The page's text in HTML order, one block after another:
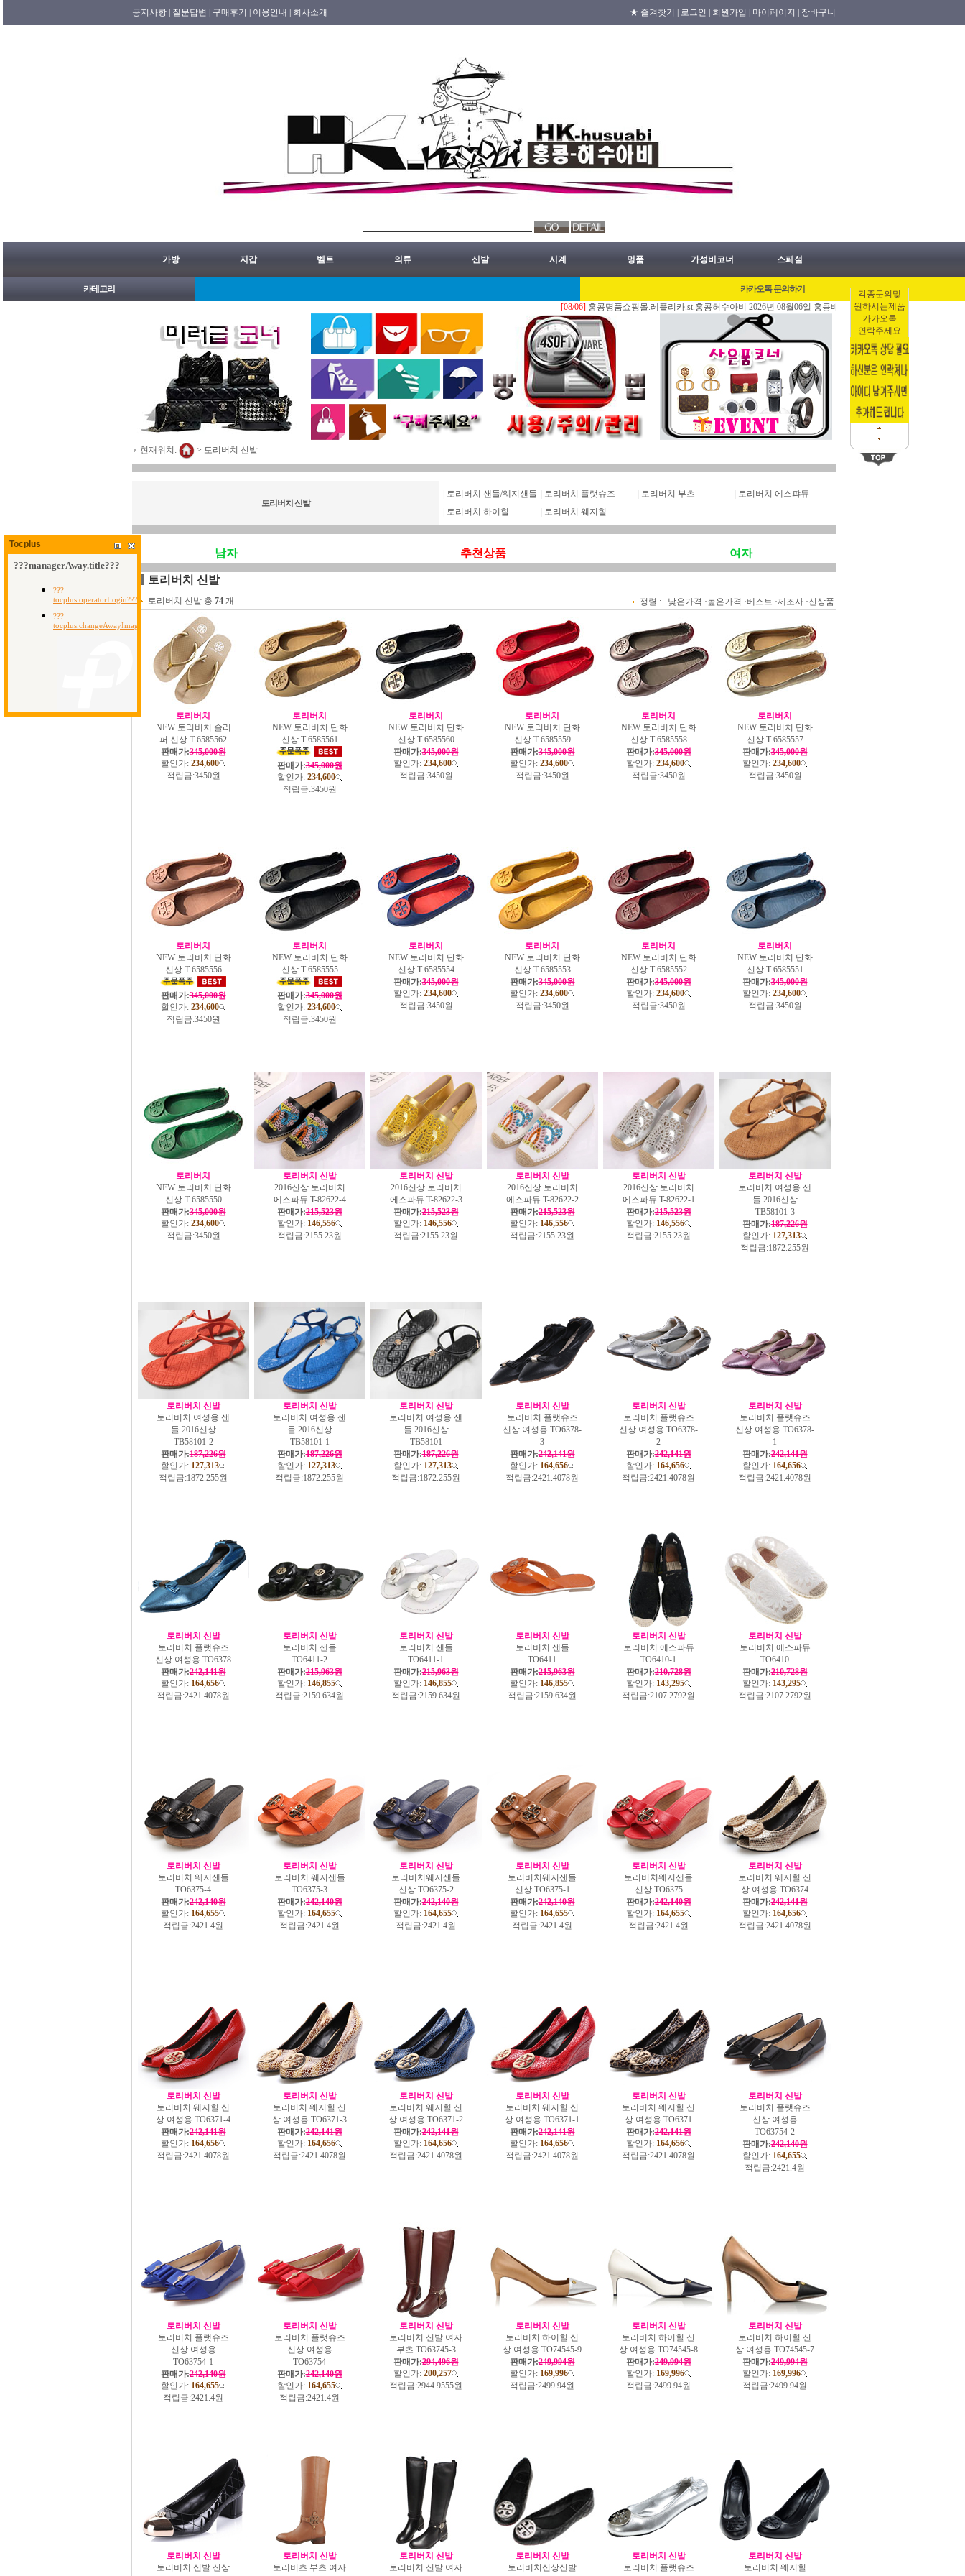
각종문의및
원하시는제품
카카오톡
연락주세요
공지사항 | 질문답변 | 구매후기 | 이용안내 | 회사소개 ★ 즐겨찾기 | 로그인 | 회원가입 | 마이페이지 | 장바구니
가방 지갑 벨트 의류 신발 시계 명품 가성비코너 스페셜
카테고리
카카오톡 문의하기
홍콩명품쇼핑몰.레플리카.st.홍콩허수아비 2026년 08월06일 홍콩배송출발 안내 공지. [08/06]
현재위치: > 토리버치 신발
토리버치 신발
토리버치 샌들/웨지샌들 토리버치 플랫슈즈 토리버치 부츠
토리버치 에스퍄듀
토리버치 하이힐 토리버치 웨지힐
남자 추천상품 여자
토리버치 신발
토리버치 신발 총 74 개 정렬 : 낮은가격 ·높은가격 ·베스트 ·제조사 ·신상품
토리버치
NEW 토리버치 슬리
퍼 신상 T 6585562
판매가:345,000원
할인가: 234,600
적립금:3450원
토리버치
NEW 토리버치 단화
신상 T 6585561
판매가:345,000원
할인가: 234,600
적립금:3450원
토리버치
NEW 토리버치 단화
신상 T 6585560
판매가:345,000원
할인가: 234,600
적립금:3450원
토리버치
NEW 토리버치 단화
신상 T 6585559
판매가:345,000원
할인가: 234,600
적립금:3450원
토리버치
NEW 토리버치 단화
신상 T 6585558
판매가:345,000원
할인가: 234,600
적립금:3450원
토리버치
NEW 토리버치 단화
신상 T 6585557
판매가:345,000원
할인가: 234,600
적립금:3450원
토리버치
NEW 토리버치 단화
신상 T 6585556
판매가:345,000원
할인가: 234,600
적립금:3450원
토리버치
NEW 토리버치 단화
신상 T 6585555
판매가:345,000원
할인가: 234,600
적립금:3450원
토리버치
NEW 토리버치 단화
신상 T 6585554
판매가:345,000원
할인가: 234,600
적립금:3450원
토리버치
NEW 토리버치 단화
신상 T 6585553
판매가:345,000원
할인가: 234,600
적립금:3450원
토리버치
NEW 토리버치 단화
신상 T 6585552
판매가:345,000원
할인가: 234,600
적립금:3450원
토리버치
NEW 토리버치 단화
신상 T 6585551
판매가:345,000원
할인가: 234,600
적립금:3450원
토리버치
NEW 토리버치 단화
신상 T 6585550
판매가:345,000원
할인가: 234,600
적립금:3450원
토리버치 신발
2016신상 토리버치
에스파듀 T-82622-4
판매가:215,523원
할인가: 146,556
적립금:2155.23원
토리버치 신발
2016신상 토리버치
에스파듀 T-82622-3
판매가:215,523원
할인가: 146,556
적립금:2155.23원
토리버치 신발
2016신상 토리버치
에스파듀 T-82622-2
판매가:215,523원
할인가: 146,556
적립금:2155.23원
토리버치 신발
2016신상 토리버치
에스파듀 T-82622-1
판매가:215,523원
할인가: 146,556
적립금:2155.23원
토리버치 신발
토리버치 여성용 샌
들 2016신상
TB58101-3
판매가:187,226원
할인가: 127,313
적립금:1872.255원
토리버치 신발
토리버치 여성용 샌
들 2016신상
TB58101-2
판매가:187,226원
할인가: 127,313
적립금:1872.255원
토리버치 신발
토리버치 여성용 샌
들 2016신상
TB58101-1
판매가:187,226원
할인가: 127,313
적립금:1872.255원
토리버치 신발
토리버치 여성용 샌
들 2016신상
TB58101
판매가:187,226원
할인가: 127,313
적립금:1872.255원
토리버치 신발
토리버치 플랫슈즈
신상 여성용 TO6378-
3
판매가:242,141원
할인가: 164,656
적립금:2421.4078원
토리버치 신발
토리버치 플랫슈즈
신상 여성용 TO6378-
2
판매가:242,141원
할인가: 164,656
적립금:2421.4078원
토리버치 신발
토리버치 플랫슈즈
신상 여성용 TO6378-
1
판매가:242,141원
할인가: 164,656
적립금:2421.4078원
토리버치 신발
토리버치 플랫슈즈
신상 여성용 TO6378
판매가:242,141원
할인가: 164,656
적립금:2421.4078원
토리버치 신발
토리버치 샌들
TO6411-2
판매가:215,963원
할인가: 146,855
적립금:2159.634원
토리버치 신발
토리버치 샌들
TO6411-1
판매가:215,963원
할인가: 146,855
적립금:2159.634원
토리버치 신발
토리버치 샌들
TO6411
판매가:215,963원
할인가: 146,855
적립금:2159.634원
토리버치 신발
토리버치 에스파듀
TO6410-1
판매가:210,728원
할인가: 143,295
적립금:2107.2792원
토리버치 신발
토리버치 에스파듀
TO6410
판매가:210,728원
할인가: 143,295
적립금:2107.2792원
토리버치 신발
토리버치 웨지샌들
TO6375-4
판매가:242,140원
할인가: 164,655
적립금:2421.4원
토리버치 신발
토리버치 웨지샌들
TO6375-3
판매가:242,140원
할인가: 164,655
적립금:2421.4원
토리버치 신발
토리버치웨지샌들
신상 TO6375-2
판매가:242,140원
할인가: 164,655
적립금:2421.4원
토리버치 신발
토리버치웨지샌들
신상 TO6375-1
판매가:242,140원
할인가: 164,655
적립금:2421.4원
토리버치 신발
토리버치웨지샌들
신상 TO6375
판매가:242,140원
할인가: 164,655
적립금:2421.4원
토리버치 신발
토리버치 웨지힐 신
상 여성용 TO6374
판매가:242,141원
할인가: 164,656
적립금:2421.4078원
토리버치 신발
토리버치 웨지힐 신
상 여성용 TO6371-4
판매가:242,141원
할인가: 164,656
적립금:2421.4078원
토리버치 신발
토리버치 웨지힐 신
상 여성용 TO6371-3
판매가:242,141원
할인가: 164,656
적립금:2421.4078원
토리버치 신발
토리버치 웨지힐 신
상 여성용 TO6371-2
판매가:242,141원
할인가: 164,656
적립금:2421.4078원
토리버치 신발
토리버치 웨지힐 신
상 여성용 TO6371-1
판매가:242,141원
할인가: 164,656
적립금:2421.4078원
토리버치 신발
토리버치 웨지힐 신
상 여성용 TO6371
판매가:242,141원
할인가: 164,656
적립금:2421.4078원
토리버치 신발
토리버치 플랫슈즈
신상 여성용
TO63754-2
판매가:242,140원
할인가: 164,655
적립금:2421.4원
토리버치 신발
토리버치 플랫슈즈
신상 여성용
TO63754-1
판매가:242,140원
할인가: 164,655
적립금:2421.4원
토리버치 신발
토리버치 플랫슈즈
신상 여성용
TO63754
판매가:242,140원
할인가: 164,655
적립금:2421.4원
토리버치 신발
토리버치 신발 여자
부츠 TO63745-3
판매가:294,496원
할인가: 200,257
적립금:2944.9555원
토리버치 신발
토리버치 하이힐 신
상 여성용 TO74545-9
판매가:249,994원
할인가: 169,996
적립금:2499.94원
토리버치 신발
토리버치 하이힐 신
상 여성용 TO74545-8
판매가:249,994원
할인가: 169,996
적립금:2499.94원
토리버치 신발
토리버치 하이힐 신
상 여성용 TO74545-7
판매가:249,994원
할인가: 169,996
적립금:2499.94원
토리버치 신발
토리버치 신발 신상
토리버치 신발
토리버츠 부츠 여자
토리버치 신발
토리버치 신발 여자
토리버치 신발
토리버치신상신발
토리버치 신발
토리버치 플랫슈즈
토리버치 신발
토리버치 웨지힐
Tocplus